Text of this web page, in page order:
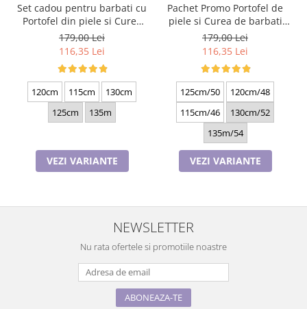
Set cadou pentru barbati cu
Portofel din piele si Curea
de barbati, negru 2210-4
179,00 Lei
116,35 Lei
120cm 115cm
130cm
125cm
135m
VEZI VARIANTE
Pachet Promo Portofel de
piele si Curea de barbati
neagra C130N-1881.4
179,00 Lei
116,35 Lei
125cm/50
120cm/48
115cm/46
130cm/52
135m/54
VEZI VARIANTE
NEWSLETTER
Nu rata ofertele si promotiile noastre